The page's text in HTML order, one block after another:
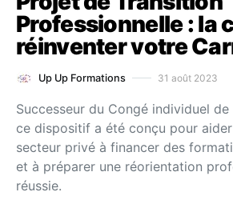
Professionnelle : la
réinventer votre
Up Up Formations 31 août 2023
Successeur du Congé individuel
ce dispositif a été conçu pour
secteur privé à financer des
et à préparer une réorientation
réussie.